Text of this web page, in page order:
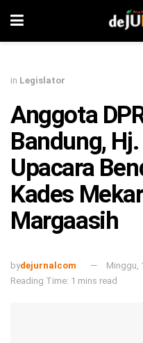
in Legislator
Anggota
Bandung,
Upacara
Kades
Margaasih
bydejurnalcom
Minggu,
Reading Time: 1 mins read